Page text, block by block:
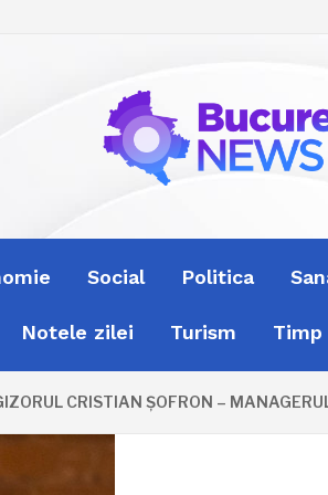
Social Politica
Notele zilei Turism
CRISTIAN ȘOFRON – MANAGERUL